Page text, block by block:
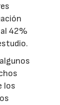
42%
los